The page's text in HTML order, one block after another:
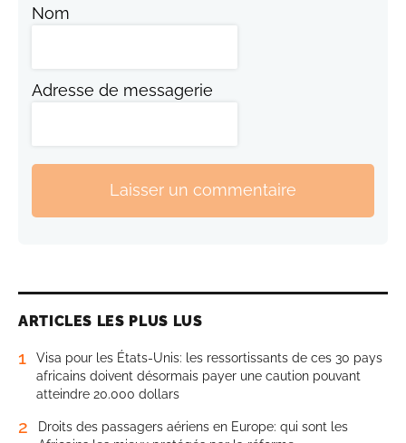
Nom
Adresse de messagerie
Laisser un commentaire
ARTICLES LES PLUS LUS
1
Visa pour les États-Unis: les ressortissants de ces 30 pays
africains doivent désormais payer une caution pouvant
atteindre 20.000 dollars
2
Droits des passagers aériens en Europe: qui sont les